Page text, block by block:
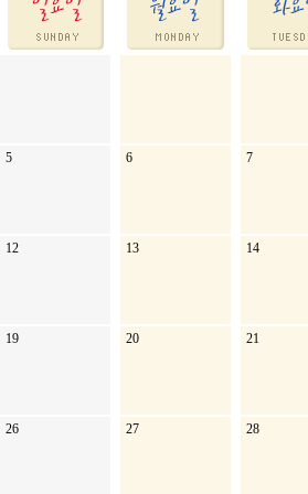
5 6 7
12 13 14
19 20 21
26 27 28